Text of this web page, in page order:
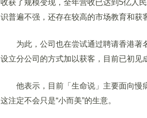
收获了规模变现，全年营收已达到5亿人
识普遍不强，还存在较高的市场教育和获
为此，公司也在尝试通过聘请香港著
设立分公司的方式加以获客，目前已初见
他表示，目前「生命说」主要面向慢
这注定不会只是“小而美”的生意。